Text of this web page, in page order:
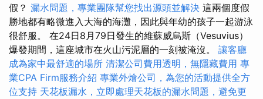
假？ 漏水問題，專業團隊幫您找出源頭並解決 這兩個度假
勝地都有略微進入大海的海灘，因此與年幼的孩子一起游泳
很舒服。 在24日8月79日發生的維蘇威烏斯（Vesuvius）
爆發期間，這座城市在火山污泥層的一刻被淹沒。 讓客廳
成為家中最舒適的場所 清潔公司費用透明，無隱藏費用 專
業CPA Firm服務介紹 專業外燴公司，為您的活動提供全方
位支持 天花板漏水，立即處理天花板的漏水問題，避免更